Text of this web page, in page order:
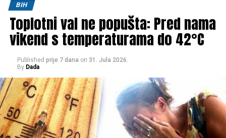
Tweet Share
Mail
BIH
Toplotni val ne popušta: Pred nama
vikend s temperaturama do 42°C
Published prije 7 dana on 31. Jula 2026.
By Dada